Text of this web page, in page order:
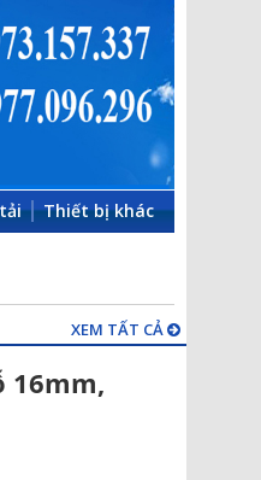
Thiết bị khác
XEM TẤT CẢ
16mm,